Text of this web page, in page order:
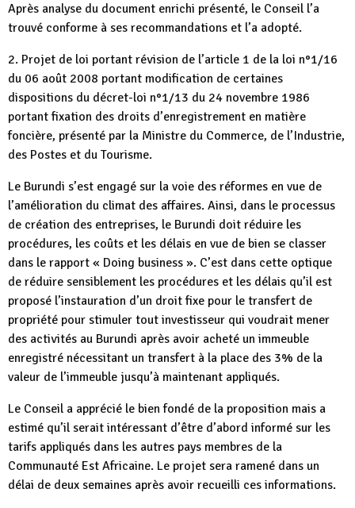
Après analyse du document enrichi présenté, le Conseil l’a
trouvé conforme à ses recommandations et l’a adopté.
2. Projet de loi portant révision de l’article 1 de la loi n°1/16
du 06 août 2008 portant modification de certaines
dispositions du décret-loi n°1/13 du 24 novembre 1986
portant fixation des droits d’enregistrement en matière
foncière, présenté par la Ministre du Commerce, de l’Industrie,
des Postes et du Tourisme.
Le Burundi s’est engagé sur la voie des réformes en vue de
l’amélioration du climat des affaires. Ainsi, dans le processus
de création des entreprises, le Burundi doit réduire les
procédures, les coûts et les délais en vue de bien se classer
dans le rapport « Doing business ». C’est dans cette optique
de réduire sensiblement les procédures et les délais qu’il est
proposé l’instauration d’un droit fixe pour le transfert de
propriété pour stimuler tout investisseur qui voudrait mener
des activités au Burundi après avoir acheté un immeuble
enregistré nécessitant un transfert à la place des 3% de la
valeur de l’immeuble jusqu’à maintenant appliqués.
Le Conseil a apprécié le bien fondé de la proposition mais a
estimé qu’il serait intéressant d’être d’abord informé sur les
tarifs appliqués dans les autres pays membres de la
Communauté Est Africaine. Le projet sera ramené dans un
délai de deux semaines après avoir recueilli ces informations.